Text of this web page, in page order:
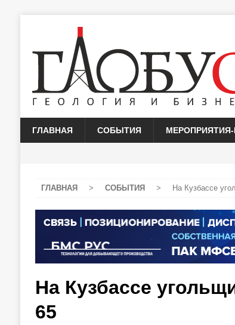
ГЛАВНАЯ СОБЫТИЯ
ГЛАВНАЯ > СОБЫТИЯ > На Кузбассе
На Кузбассе
65